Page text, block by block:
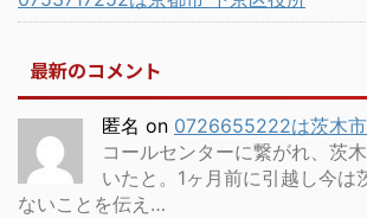
最新のコメント
匿名 on 0726655222は茨木市
コールセンターに繋がれ、茨
いたと。1ヶ月前に引越し今は
ないことを伝え…